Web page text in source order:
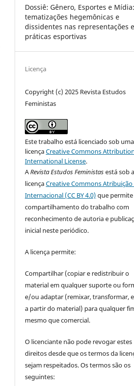
Dossiê: Gênero, Esportes e
tematizações hegemônicas e
dissidentes nas representações
práticas esportivas
Licença
Copyright (c) 2025 Revista Estudos
Feministas
Este trabalho está licenciado sob uma
licençaCreative Commons
International License.
ARevista Estudos Feministasestá sob
licençaCreative Commons Atribuição
Internacional (CC BY 4.0) que
compartilhamento do trabalho com
reconhecimento de autoria e
inicial neste periódico.
A licença permite:
Compartilhar (copiar e redistribuir o
material em qualquer suporte ou
e/ou adaptar (remixar, transformar,
a partir do material) para qualquer
mesmo que comercial.
O licenciante não pode revogar estes
direitos desde que os termos da
sejam respeitados. Os termos são os
seguintes: